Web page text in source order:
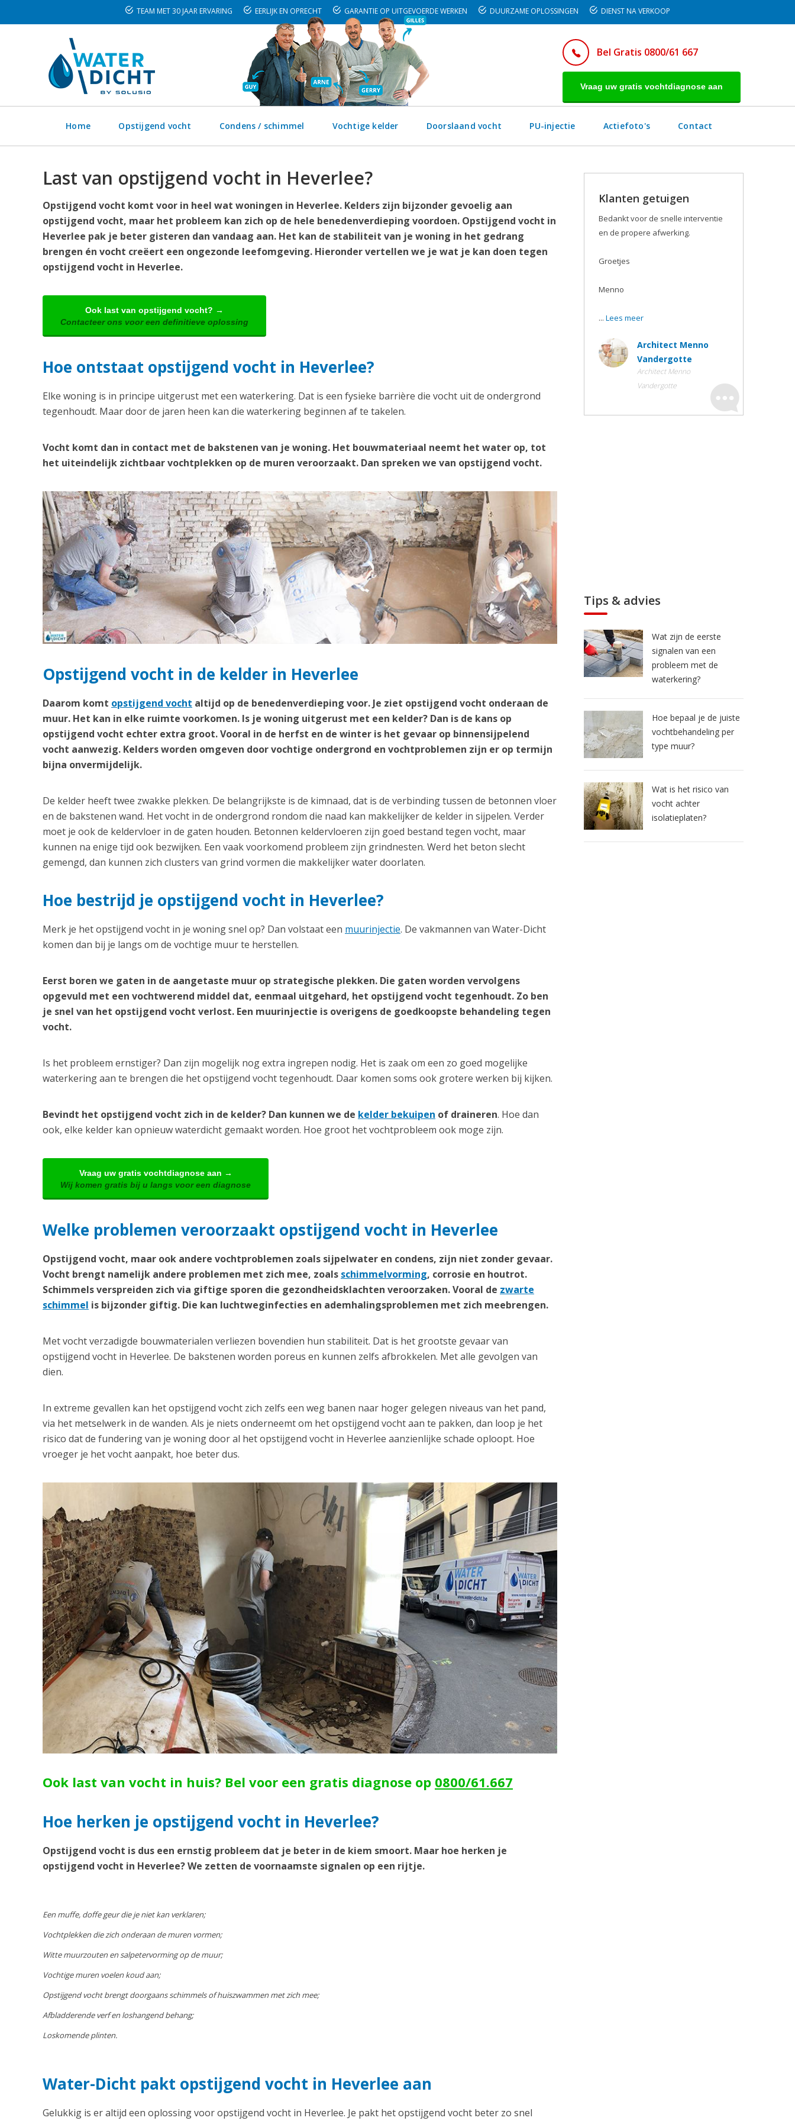
TEAM MET 30 JAAR ERVARING EERLIJK EN OPRECHT GARANTIE OP UITGEVOERDE WERKEN DUURZAME OPLOSSINGEN DIENST NA VERKOOP
Bel Gratis 0800/61 667
Vraag uw gratis vochtdiagnose aan
Home Opstijgend vocht Condens / schimmel Vochtige kelder Doorslaand vocht PU-injectie Actiefoto's Contact
Last van opstijgend vocht in Heverlee?
Opstijgend vocht komt voor in heel wat woningen in Heverlee. Kelders zijn bijzonder gevoelig aan
opstijgend vocht, maar het probleem kan zich op de hele benedenverdieping voordoen. Opstijgend vocht in
Heverlee pak je beter gisteren dan vandaag aan. Het kan de stabiliteit van je woning in het gedrang
brengen én vocht creëert een ongezonde leefomgeving. Hieronder vertellen we je wat je kan doen tegen
opstijgend vocht in Heverlee.
Ook last van opstijgend vocht? →
Contacteer ons voor een definitieve oplossing
Hoe ontstaat opstijgend vocht in Heverlee?
Elke woning is in principe uitgerust met een waterkering. Dat is een fysieke barrière die vocht uit de ondergrond
tegenhoudt. Maar door de jaren heen kan die waterkering beginnen af te takelen.
Vocht komt dan in contact met de bakstenen van je woning. Het bouwmateriaal neemt het water op, tot
het uiteindelijk zichtbaar vochtplekken op de muren veroorzaakt. Dan spreken we van opstijgend vocht.
Opstijgend vocht in de kelder in Heverlee
Daarom komt opstijgend vocht altijd op de benedenverdieping voor. Je ziet opstijgend vocht onderaan de
muur. Het kan in elke ruimte voorkomen. Is je woning uitgerust met een kelder? Dan is de kans op
opstijgend vocht echter extra groot. Vooral in de herfst en de winter is het gevaar op binnensijpelend
vocht aanwezig. Kelders worden omgeven door vochtige ondergrond en vochtproblemen zijn er op termijn
bijna onvermijdelijk.
De kelder heeft twee zwakke plekken. De belangrijkste is de kimnaad, dat is de verbinding tussen de betonnen vloer
en de bakstenen wand. Het vocht in de ondergrond rondom die naad kan makkelijker de kelder in sijpelen. Verder
moet je ook de keldervloer in de gaten houden. Betonnen keldervloeren zijn goed bestand tegen vocht, maar
kunnen na enige tijd ook bezwijken. Een vaak voorkomend probleem zijn grindnesten. Werd het beton slecht
gemengd, dan kunnen zich clusters van grind vormen die makkelijker water doorlaten.
Hoe bestrijd je opstijgend vocht in Heverlee?
Merk je het opstijgend vocht in je woning snel op? Dan volstaat een muurinjectie. De vakmannen van Water-Dicht
komen dan bij je langs om de vochtige muur te herstellen.
Eerst boren we gaten in de aangetaste muur op strategische plekken. Die gaten worden vervolgens
opgevuld met een vochtwerend middel dat, eenmaal uitgehard, het opstijgend vocht tegenhoudt. Zo ben
je snel van het opstijgend vocht verlost. Een muurinjectie is overigens de goedkoopste behandeling tegen
vocht.
Is het probleem ernstiger? Dan zijn mogelijk nog extra ingrepen nodig. Het is zaak om een zo goed mogelijke
waterkering aan te brengen die het opstijgend vocht tegenhoudt. Daar komen soms ook grotere werken bij kijken.
Bevindt het opstijgend vocht zich in de kelder? Dan kunnen we de kelder bekuipen of draineren. Hoe dan
ook, elke kelder kan opnieuw waterdicht gemaakt worden. Hoe groot het vochtprobleem ook moge zijn.
Vraag uw gratis vochtdiagnose aan →
Wij komen gratis bij u langs voor een diagnose
Welke problemen veroorzaakt opstijgend vocht in Heverlee
Opstijgend vocht, maar ook andere vochtproblemen zoals sijpelwater en condens, zijn niet zonder gevaar.
Vocht brengt namelijk andere problemen met zich mee, zoals schimmelvorming, corrosie en houtrot.
Schimmels verspreiden zich via giftige sporen die gezondheidsklachten veroorzaken. Vooral de zwarte
schimmel is bijzonder giftig. Die kan luchtweginfecties en ademhalingsproblemen met zich meebrengen.
Met vocht verzadigde bouwmaterialen verliezen bovendien hun stabiliteit. Dat is het grootste gevaar van
opstijgend vocht in Heverlee. De bakstenen worden poreus en kunnen zelfs afbrokkelen. Met alle gevolgen van
dien.
In extreme gevallen kan het opstijgend vocht zich zelfs een weg banen naar hoger gelegen niveaus van het pand,
via het metselwerk in de wanden. Als je niets onderneemt om het opstijgend vocht aan te pakken, dan loop je het
risico dat de fundering van je woning door al het opstijgend vocht in Heverlee aanzienlijke schade oploopt. Hoe
vroeger je het vocht aanpakt, hoe beter dus.
Ook last van vocht in huis? Bel voor een gratis diagnose op 0800/61.667
Hoe herken je opstijgend vocht in Heverlee?
Opstijgend vocht is dus een ernstig probleem dat je beter in de kiem smoort. Maar hoe herken je
opstijgend vocht in Heverlee? We zetten de voornaamste signalen op een rijtje.
Een muffe, doffe geur die je niet kan verklaren;
Vochtplekken die zich onderaan de muren vormen;
Witte muurzouten en salpetervorming op de muur;
Vochtige muren voelen koud aan;
Opstijgend vocht brengt doorgaans schimmels of huiszwammen met zich mee;
Afbladderende verf en loshangend behang;
Loskomende plinten.
Water-Dicht pakt opstijgend vocht in Heverlee aan
Gelukkig is er altijd een oplossing voor opstijgend vocht in Heverlee. Je pakt het opstijgend vocht beter zo snel
Klanten getuigen
Bedankt voor de snelle interventie
en de propere afwerking.
Groetjes
Menno
... Lees meer
Architect Menno
Vandergotte
Architect Menno
Vandergotte
Tips & advies
Wat zijn de eerste
signalen van een
probleem met de
waterkering?
Hoe bepaal je de juiste
vochtbehandeling per
type muur?
Wat is het risico van
vocht achter
isolatieplaten?